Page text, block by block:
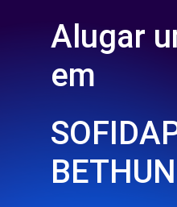
Alugar
em